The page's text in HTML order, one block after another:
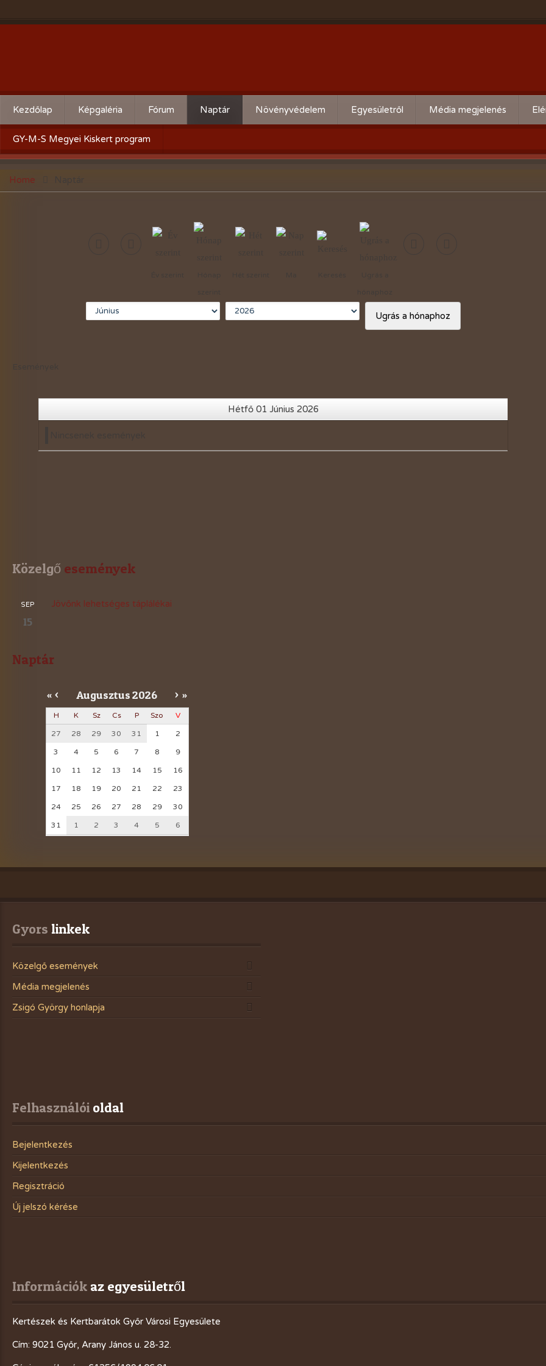
Kezdőlap Képgaléria
Évente:
2026-évi események
2023-évi események
2020-évi események
2016-évi események
2014-évi események
Fórum
Hogyan csináld! - Kérdezz,
Zöldségeskert
Naptár Növényvédelem
Aktuális növényvédelmi teendők
Egyesületről
Alapszabály
Előadóink bemutató anyagai
Adó 1%
Média megjelenés
GY-M-S Megyei Kiskert program
Home
Ugrás a hónaphoz
Hétfő 01 Június 2026
Közelgő események
SEP
15
Jövőnk lehetséges táplálékai
Naptár
« < Augusztus2026 > »
H K Sz Cs P Szo V
27 28 29 30 31 1 2
3 4 5 6 7 8 9
10 11 12 13 14 15 16
17 18 19 20 21 22 23
24 25 26 27 28 29 30
31 1 2 3 4 5 6
Gyors linkek
Közelgő események
Média megjelenés
Zsigó György honlapja
Felhasználói oldal
Bejelentkezés
Kijelentkezés
Regisztráció
Új jelszó kérése
Információk az egyesületről
Kertészek és Kertbarátok Győr Városi Egyesülete
Cím: 9021 Győr, Arany János u. 28-32.